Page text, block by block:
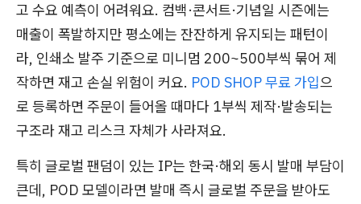
고 수요 예측이 어려워요. 컴백·콘서트·기념일 시즌에는
매출이 폭발하지만 평소에는 잔잔하게 유지되는 패턴이
라, 인쇄소 발주 기준으로 미니멈 200~500부씩 묶어 제
작하면 재고 손실 위험이 커요. POD SHOP 무료 가입으
로 등록하면 주문이 들어올 때마다 1부씩 제작·발송되는
구조라 재고 리스크 자체가 사라져요.
특히 글로벌 팬덤이 있는 IP는 한국·해외 동시 발매 부담이
큰데, POD 모델이라면 발매 즉시 글로벌 주문을 받아도